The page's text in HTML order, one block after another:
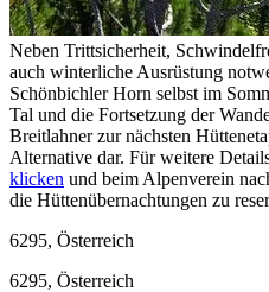
Neben Trittsicherheit,
auch winterliche Ausrüstung
Schönbichler Horn selbst im
Tal und die Fortsetzung der
Breitlahner zur nächsten
Alternative dar. Für weitere
klicken und beim Alpenverein
die Hüttenübernachtungen zu
6295, Österreich
6295, Österreich